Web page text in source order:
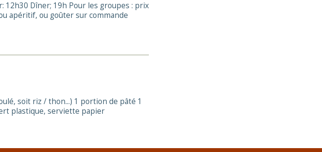
12h30 Dîner; 19h Pour les groupes : prix
apéritif, ou goûter sur commande
soit riz / thon...) 1 portion de pâté 1
plastique, serviette papier